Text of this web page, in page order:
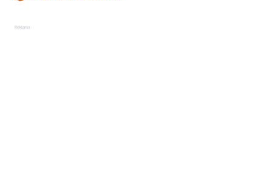
Reklama